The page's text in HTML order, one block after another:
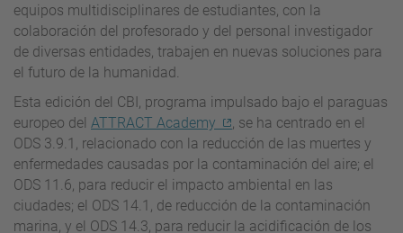
equipos multidisciplinares de estudiantes, con la
colaboración del profesorado y del personal investigador
de diversas entidades, trabajen en nuevas soluciones para
el futuro de la humanidad.
Esta edición del CBI, programa impulsado bajo el paraguas
europeo del ATTRACT Academy
, se ha centrado en el
ODS 3.9.1, relacionado con la reducción de las muertes y
enfermedades causadas por la contaminación del aire; el
ODS 11.6, para reducir el impacto ambiental en las
ciudades; el ODS 14.1, de reducción de la contaminación
marina, y el ODS 14.3, para reducir la acidificación de los